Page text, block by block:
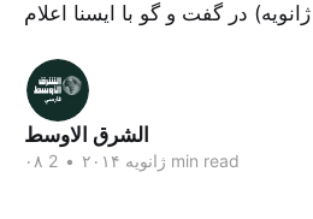
الشرق الاوسط
۰۸ ژانویه ۲۰۱۴ • 2 min read